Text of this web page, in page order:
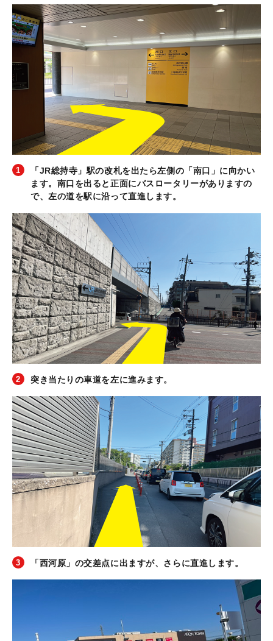
「JR総持寺」駅の改札を出たら左側の「南口」に向かい
ます。南口を出ると正面にバスロータリーがありますの
で、左の道を駅に沿って直進します。
突き当たりの車道を左に進みます。
「西河原」の交差点に出ますが、さらに直進します。